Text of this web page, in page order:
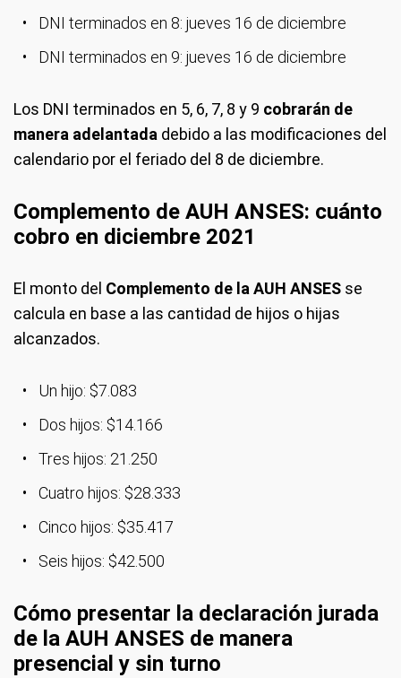
DNI terminados en 8: jueves 16 de diciembre
DNI terminados en 9: jueves 16 de diciembre
Los DNI terminados en 5, 6, 7, 8 y 9 cobrarán de
manera adelantada debido a las modificaciones del
calendario por el feriado del 8 de diciembre.
Complemento de AUH ANSES: cuánto
cobro en diciembre 2021
El monto del Complemento de la AUH ANSES se
calcula en base a las cantidad de hijos o hijas
alcanzados.
Un hijo: $7.083
Dos hijos: $14.166
Tres hijos: 21.250
Cuatro hijos: $28.333
Cinco hijos: $35.417
Seis hijos: $42.500
Cómo presentar la declaración jurada
de la AUH ANSES de manera
presencial y sin turno